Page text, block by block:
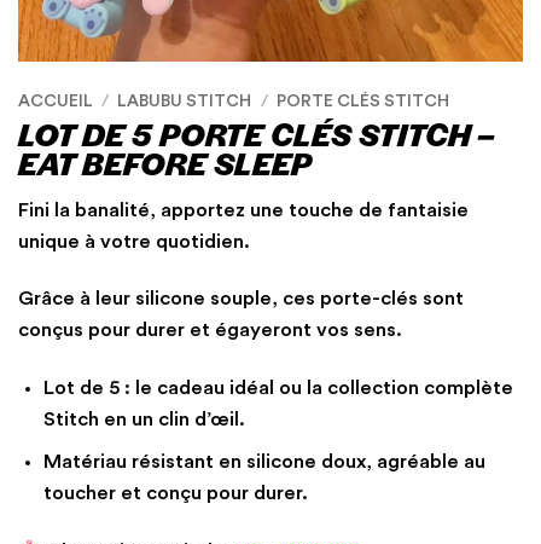
ACCUEIL / LABUBU STITCH / PORTE CLÉS STITCH
LOT DE 5 PORTE CLÉS STITCH –
EAT BEFORE SLEEP
Fini la banalité, apportez une touche de fantaisie
unique à votre quotidien.
Grâce à leur silicone souple, ces porte-clés sont
conçus pour durer et égayeront vos sens.
Lot de 5 : le cadeau idéal ou la collection complète
Stitch en un clin d’œil.
Matériau résistant en silicone doux, agréable au
toucher et conçu pour durer.